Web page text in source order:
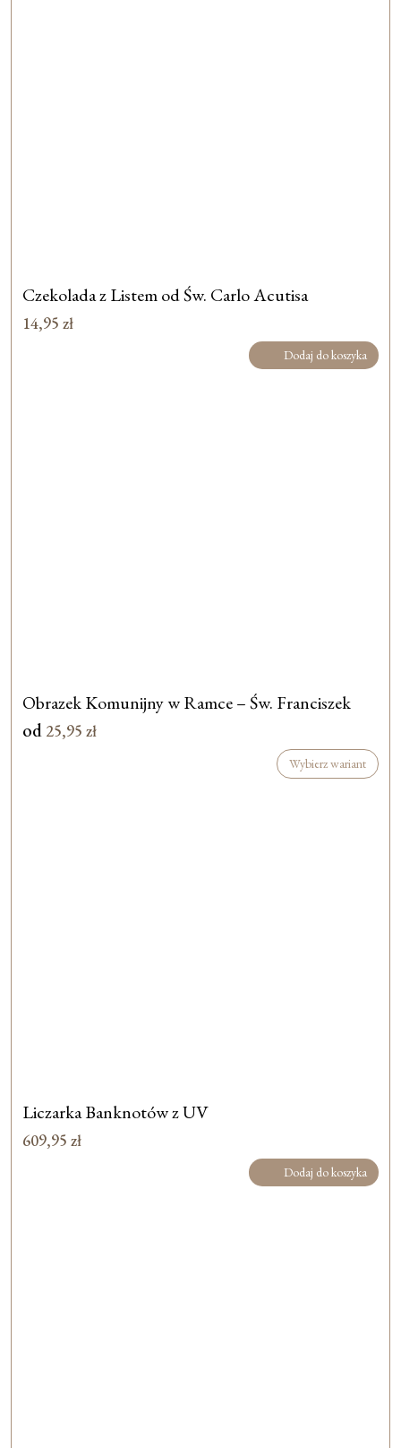
Czekolada z Listem od Św. Carlo Acutisa
14,95 zł
Dodaj do koszyka
Obrazek Komunijny w Ramce – Św. Franciszek
od 25,95 zł
Wybierz wariant
Liczarka Banknotów z UV
609,95 zł
Dodaj do koszyka